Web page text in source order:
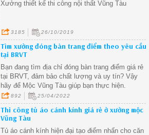
Xưởng thiết kế thi công nội thất Vũng Tàu
3185 26/10/2019
Tìm xưởng đóng bàn trang điểm theo yêu cầu
tại BRVT
Bạn đang tìm địa chỉ đóng bàn trang điểm giá rẻ
tại BRVT, đảm bảo chất lượng và uy tín? Vậy
hãy để Mộc Vũng Tàu giúp bạn thực hiện.
892 25/04/2022
Thi công tủ áo cánh kính giá rẻ ở xưởng mộc
Vũng Tàu
Tủ áo cánh kính hiện đại tạo điểm nhấn cho căn